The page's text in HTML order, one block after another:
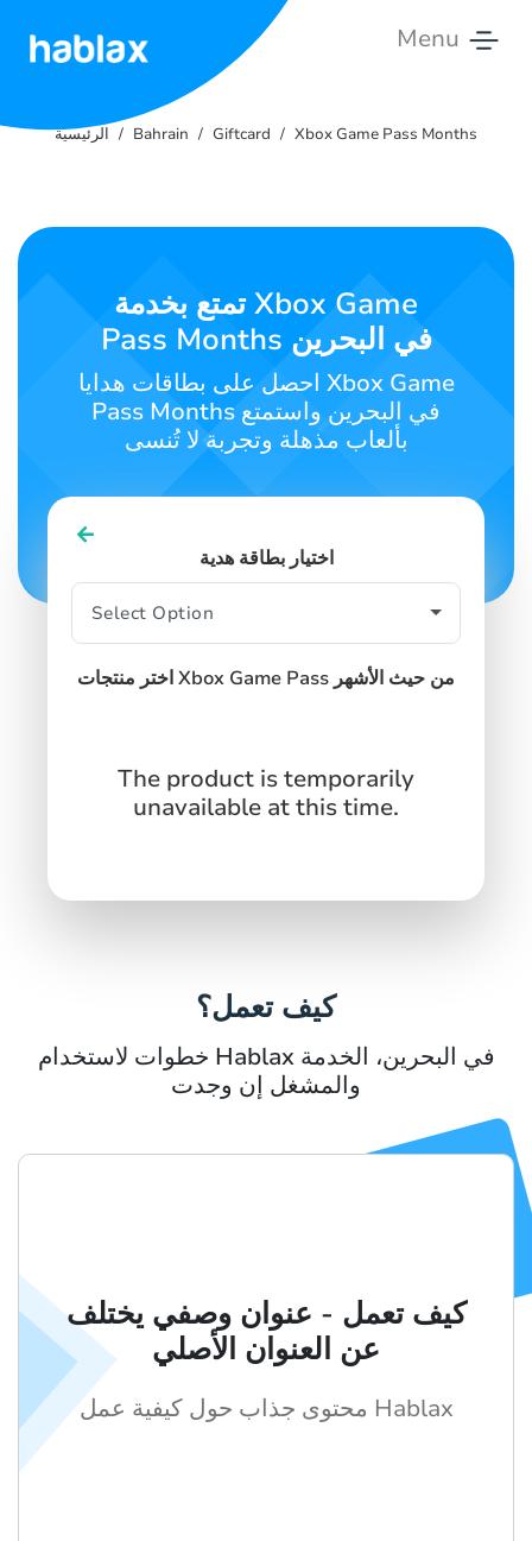
Menu
الأسعار
اتصل
العربية
الرئيسية Bahrain Giftcard Xbox Game Pass Months
تمتع بخدمة Xbox Game
Pass Months في البحرين
احصل على بطاقات هدايا Xbox Game
Pass Months في البحرين واستمتع
بألعاب مذهلة وتجربة لا تُنسى
اختيار بطاقة هدية
اختر منتجات Xbox Game Pass من حيث الأشهر
The product is temporarily
unavailable at this time.
كيف تعمل؟
خطوات لاستخدام Hablax في البحرين، الخدمة
والمشغل إن وجدت
كيف تعمل - عنوان وصفي يختلف
عن العنوان الأصلي
محتوى جذاب حول كيفية عمل Hablax